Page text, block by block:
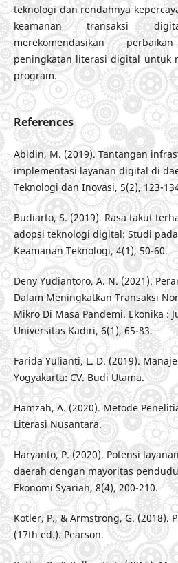
teknologi dan rendahnya
keamanan transaksi
merekomendasikan
peningkatan literasi digital untuk
program.
References
Abidin, M. (2019). Tantangan
implementasi layanan digital di
Teknologi dan Inovasi, 5(2), 123-
Budiarto, S. (2019). Rasa takut
adopsi teknologi digital: Studi
Keamanan Teknologi, 4(1), 50-60.
Deny Yudiantoro, A. N. (2021).
Dalam Meningkatkan Transaksi
Mikro Di Masa Pandemi. Ekonika :
Universitas Kadiri, 6(1), 65-83.
Farida Yulianti, L. D. (2019).
Yogyakarta: CV. Budi Utama.
Hamzah, A. (2020). Metode
Literasi Nusantara.
Haryanto, P. (2020). Potensi
daerah dengan mayoritas
Ekonomi Syariah, 8(4), 200-210.
Kotler, P., & Armstrong, G. (2018).
(17th ed.). Pearson.